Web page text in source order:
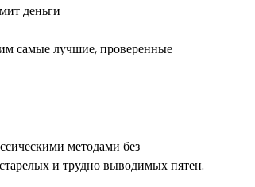
деньги
самые лучшие, проверенные
методами без
и трудно выводимых пятен.